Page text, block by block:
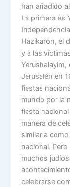
han añadido
La primera es
Hazikaron, el
y a las
Yerushalayim,
Jerusalén en
fiestas
mundo por la
fiesta nacional
manera de
similar a
nacional.
muchos
celebrarse